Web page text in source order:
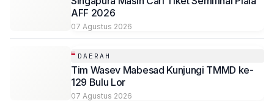
AFF 2026
07 Agustus 2026
DAERAH
Tim Wasev Mabesad Kunjungi TMMD ke-
129 Bulu Lor
07 Agustus 2026